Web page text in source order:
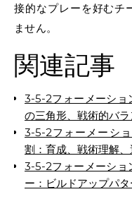
接的なプレーを好むチ
ません。
関連記事
3-5-2フォーメーショ
の三角形、戦術的バラ
3-5-2フォーメーシ
割：育成、戦術理解、
3-5-2フォーメーショ
ー：ビルドアップパ